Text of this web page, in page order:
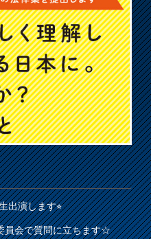
出演します⭐︎
員会で質問に立ちます☆